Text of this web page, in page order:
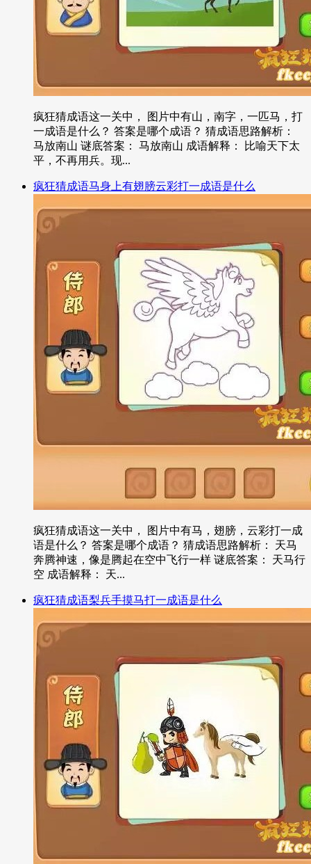
疯狂猜成语这一关中， 图片中有山，南字，一匹马，打
一成语是什么？ 答案是哪个成语？ 猜成语思路解析：
马放南山 谜底答案： 马放南山 成语解释： 比喻天下太
平，不再用兵。现...
疯狂猜成语马身上有翅膀云彩打一成语是什么
疯狂猜成语这一关中， 图片中有马，翅膀，云彩打一成
语是什么？ 答案是哪个成语？ 猜成语思路解析： 天马
奔腾神速，像是腾起在空中飞行一样 谜底答案： 天马行
空 成语解释： 天...
疯狂猜成语梨兵手摸马打一成语是什么